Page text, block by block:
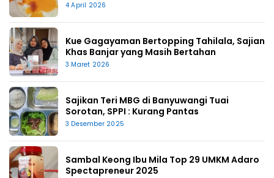
4 April 2026
Kue Gagayaman Bertopping Tahilala, Sajian
Khas Banjar yang Masih Bertahan
3 Maret 2026
Sajikan Teri MBG di Banyuwangi Tuai
Sorotan, SPPI : Kurang Pantas
3 Desember 2025
Sambal Keong Ibu Mila Top 29 UMKM Adaro
Spectapreneur 2025